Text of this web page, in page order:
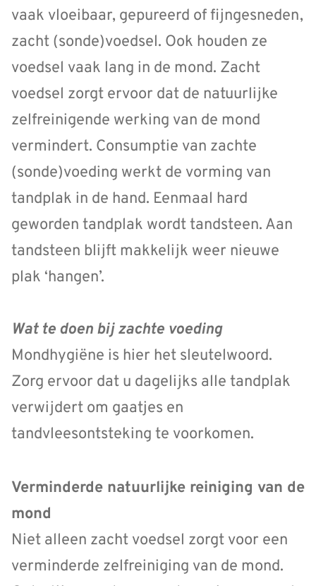
vaak vloeibaar, gepureerd of fijngesneden,
zacht (sonde)voedsel. Ook houden ze
voedsel vaak lang in de mond. Zacht
voedsel zorgt ervoor dat de natuurlijke
zelfreinigende werking van de mond
vermindert. Consumptie van zachte
(sonde)voeding werkt de vorming van
tandplak in de hand. Eenmaal hard
geworden tandplak wordt tandsteen. Aan
tandsteen blijft makkelijk weer nieuwe
plak ‘hangen’.
Wat te doen bij zachte voeding
Mondhygiëne is hier het sleutelwoord.
Zorg ervoor dat u dagelijks alle tandplak
verwijdert om gaatjes en
tandvleesontsteking te voorkomen.
Verminderde natuurlijke reiniging van de
mond
Niet alleen zacht voedsel zorgt voor een
verminderde zelfreiniging van de mond.